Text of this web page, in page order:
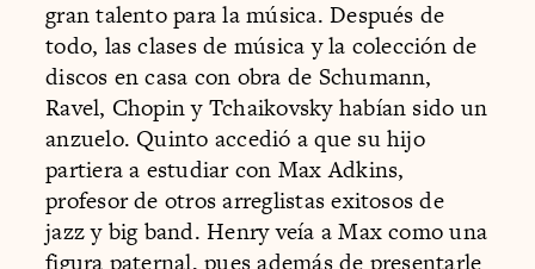
gran talento para la música. Después de
todo, las clases de música y la colección de
discos en casa con obra de Schumann,
Ravel, Chopin y Tchaikovsky habían sido un
anzuelo. Quinto accedió a que su hijo
partiera a estudiar con Max Adkins,
profesor de otros arreglistas exitosos de
jazz y big band. Henry veía a Max como una
figura paternal, pues además de presentarle